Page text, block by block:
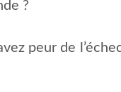
?
peur de